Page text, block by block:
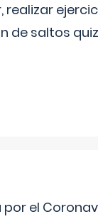
realizar
de saltos
el